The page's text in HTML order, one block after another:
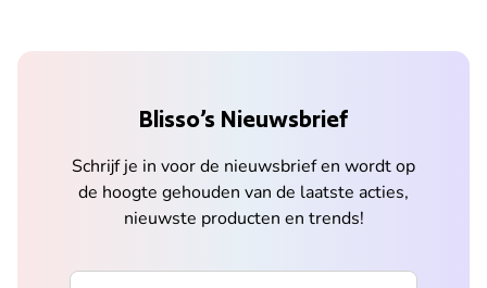
Blisso’s Nieuwsbrief
Schrijf je in voor de nieuwsbrief en wordt op
de hoogte gehouden van de laatste acties,
nieuwste producten en trends!